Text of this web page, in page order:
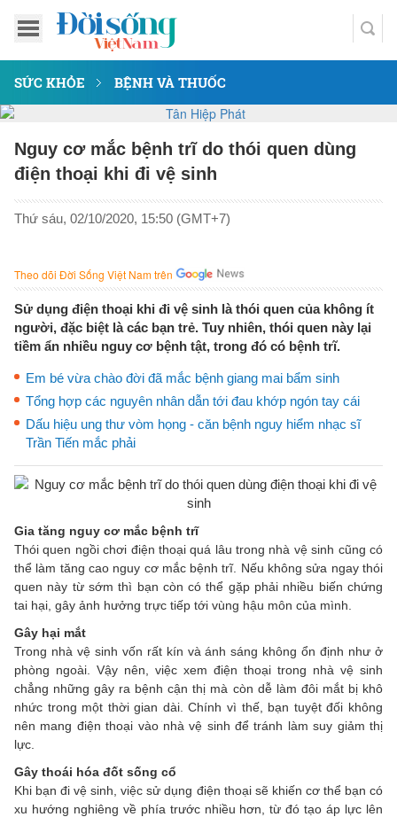
SỨC KHỎE BỆNH VÀ THUỐC
Nguy cơ mắc bệnh trĩ do thói quen dùng
điện thoại khi đi vệ sinh
Thứ sáu, 02/10/2020, 15:50 (GMT+7)
Theo dõi Đời Sống Việt Nam trên
Sử dụng điện thoại khi đi vệ sinh là thói quen của không ít
người, đặc biệt là các bạn trẻ. Tuy nhiên, thói quen này lại
tiềm ẩn nhiều nguy cơ bệnh tật, trong đó có bệnh trĩ.
Em bé vừa chào đời đã mắc bệnh giang mai bẩm sinh
Tổng hợp các nguyên nhân dẫn tới đau khớp ngón tay cái
Dấu hiệu ung thư vòm họng - căn bệnh nguy hiểm nhạc sĩ
Trần Tiến mắc phải
Gia tăng nguy cơ mắc bệnh trĩ
Thói quen ngồi chơi điện thoại quá lâu trong nhà vệ sinh cũng có
thể làm tăng cao nguy cơ mắc bệnh trĩ. Nếu không sửa ngay thói
quen này từ sớm thì bạn còn có thể gặp phải nhiều biến chứng
tai hại, gây ảnh hưởng trực tiếp tới vùng hậu môn của mình.
Gây hại mắt
Trong nhà vệ sinh vốn rất kín và ánh sáng không ổn định như ở
phòng ngoài. Vậy nên, việc xem điện thoại trong nhà vệ sinh
chẳng những gây ra bệnh cận thị mà còn dễ làm đôi mắt bị khô
nhức trong một thời gian dài. Chính vì thế, bạn tuyệt đối không
nên mang điện thoại vào nhà vệ sinh để tránh làm suy giảm thị
lực.
Gây thoái hóa đốt sống cổ
Khi bạn đi vệ sinh, việc sử dụng điện thoại sẽ khiến cơ thể bạn có
xu hướng nghiêng về phía trước nhiều hơn, từ đó tạo áp lực lên